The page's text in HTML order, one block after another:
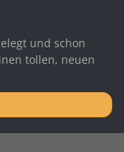
und schon
tollen, neuen